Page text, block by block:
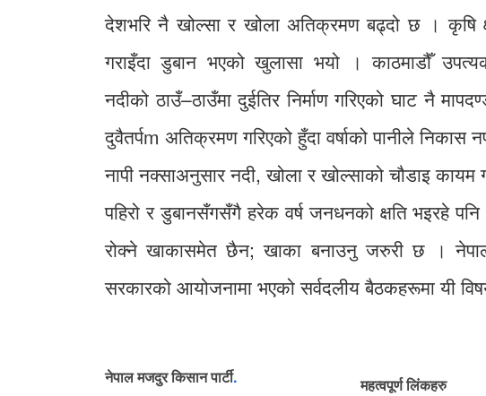
देशभरि नै खोल्सा र खोला अतिक्रमण बढ्दो छ । कृषि
गराइँदा डुबान भएको खुलासा भयो । काठमाडौँ
नदीको ठाउँ–ठाउँमा दुईतिर निर्माण गरिएको घाट नै
दुवैतर्पm अतिक्रमण गरिएको हुँदा वर्षाको पानीले निकास
नापी नक्साअनुसार नदी, खोला र खोल्साको चौडाइ
पहिरो र डुबानसँगसँगै हरेक वर्ष जनधनको क्षति भइरहे
रोक्ने खाकासमेत छैन; खाका बनाउनु जरुरी छ ।
सरकारको आयोजनामा भएको सर्वदलीय बैठकहरूमा यी
नेपाल मजदुर किसान पार्टी. महत्वपूर्ण लिंकहरु